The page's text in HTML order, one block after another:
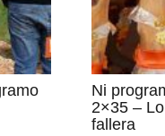
Ni
2×35 –
fallera